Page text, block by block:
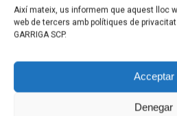
Així mateix, us informem que aquest lloc
web de tercers amb polítiques de privacitat
GARRIGA SCP.
Acceptar
Denegar
PROMOCIÓN MES DE JUNIO
LAVADORA + SECADORA
patinete xiaomi